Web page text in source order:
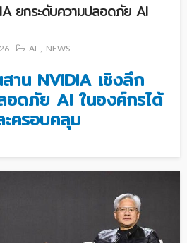
ยกระดับความปลอดภัย AI
AI NEWS
าน NVIDIA เชิงลึก
อดภัย AI ในองค์กรได้
ครอบคลุม